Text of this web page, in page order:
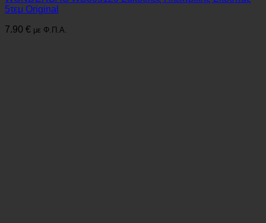
5τεμ Original
7.90 € με Φ.Π.Α.